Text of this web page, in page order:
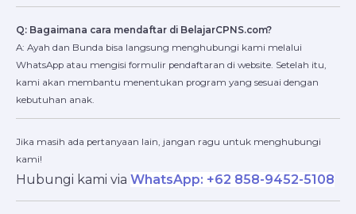
Q: Bagaimana cara mendaftar di BelajarCPNS.com?
A: Ayah dan Bunda bisa langsung menghubungi kami melalui
WhatsApp atau mengisi formulir pendaftaran di website. Setelah itu,
kami akan membantu menentukan program yang sesuai dengan
kebutuhan anak.
Jika masih ada pertanyaan lain, jangan ragu untuk menghubungi
kami!
Hubungi kami via WhatsApp: +62 858-9452-5108